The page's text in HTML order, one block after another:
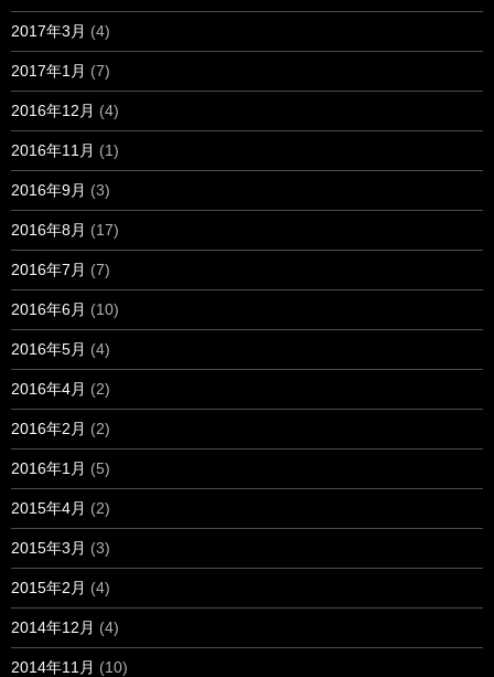
2017年3月 (4)
2017年1月 (7)
2016年12月 (4)
2016年11月 (1)
2016年9月 (3)
2016年8月 (17)
2016年7月 (7)
2016年6月 (10)
2016年5月 (4)
2016年4月 (2)
2016年2月 (2)
2016年1月 (5)
2015年4月 (2)
2015年3月 (3)
2015年2月 (4)
2014年12月 (4)
2014年11月 (10)